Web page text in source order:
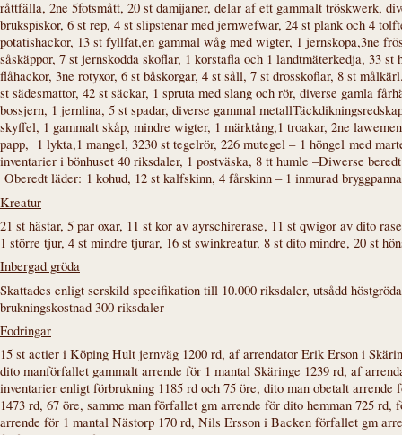
råttfälla, 2ne 5fotsmått, 20 st damijaner, delar af ett gammalt tröskwerk,
brukspiskor, 6 st rep, 4 st slipstenar med jernwefwar, 24 st plank och 4
potatishackor, 13 st fyllfat,en gammal wåg med wigter, 1 jernskopa,3ne
såskäppor, 7 st jernskodda skoflar, 1 korstafla och 1 landtmäterkedja, 33
flåhackor, 3ne rotyxor, 6 st båskorgar, 4 st såll, 7 st drosskoflar, 8 st
st sädesmattor, 42 st säckar, 1 spruta med slang och rör, diverse gamla
bossjern, 1 jernlina, 5 st spadar, diverse gammal metall
skyffel, 1 gammalt skåp, mindre wigter, 1 märktång,1 troakar, 2ne
papp, 1 lykta,1 mangel, 3230 st tegelrör, 226 mutegel – 1 höngel med
inventarier i bönhuset 40 riksdaler, 1 postväska, 8 tt humle –Diwerse
Oberedt läder: 1 kohud, 12 st kalfskinn, 4 fårskinn – 1 inmurad
Kreatur
21 st hästar, 5 par oxar, 11 st kor av ayrschirerase, 11 st qwigor av dito
1 större tjur, 4 st mindre tjurar, 16 st swinkreatur, 8 st dito mindre, 20 st
Inbergad gröda
Skattades enligt serskild specifikation till 10.000 riksdaler, utsådd
brukningskostnad 300 riksdaler
Fodringar
15 st actier i Köping Hult jernväg 1200 rd, af arrendator Erik Erson i
dito manförfallet gammalt arrende för 1 mantal Skäringe 1239 rd, af
inventarier enligt förbrukning 1185 rd och 75 öre, dito man obetalt
1473 rd, 67 öre, samme man förfallet gm arrende för dito hemman 725
arrende för 1 mantal Nästorp 170 rd, Nils Ersson i Backen förfallet gm